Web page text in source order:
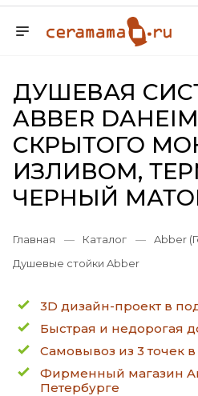
ДУШЕВАЯ
ABBER
СКРЫТОГО
ИЗЛИВОМ,
ЧЕРНЫЙ
Главная — Каталог — Abber
Душевые стойки Abber
3D дизайн-проект в
Быстрая и недорогая
Самовывоз из 3 точек
Фирменный магазин
Петербурге